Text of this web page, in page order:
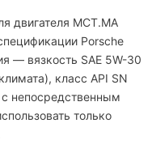
двигателя MCT.MA
Porsche
— вязкость SAE 5W-30
класс API SN
с непосредственным
только